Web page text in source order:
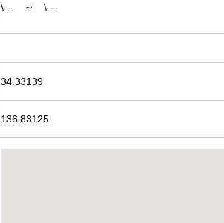
\--- ～ \---
34.33139
136.83125